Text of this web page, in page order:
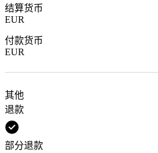
结算货币
EUR
付款货币
EUR
其他
退款
部分退款